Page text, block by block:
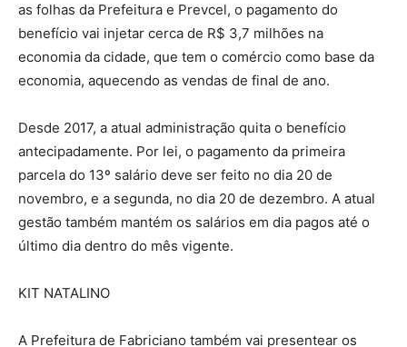
as folhas da Prefeitura e Prevcel, o pagamento do
benefício vai injetar cerca de R$ 3,7 milhões na
economia da cidade, que tem o comércio como base da
economia, aquecendo as vendas de final de ano.
Desde 2017, a atual administração quita o benefício
antecipadamente. Por lei, o pagamento da primeira
parcela do 13º salário deve ser feito no dia 20 de
novembro, e a segunda, no dia 20 de dezembro. A atual
gestão também mantém os salários em dia pagos até o
último dia dentro do mês vigente.
KIT NATALINO
A Prefeitura de Fabriciano também vai presentear os